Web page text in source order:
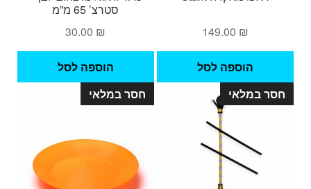
149.00 ₪
הוספה לסל
סטרצ’ 65 מ”מ
30.00 ₪
הוספה לסל
חסר במלאי
חסר במלאי